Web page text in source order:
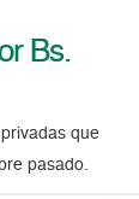
Bs.
que
pasado.